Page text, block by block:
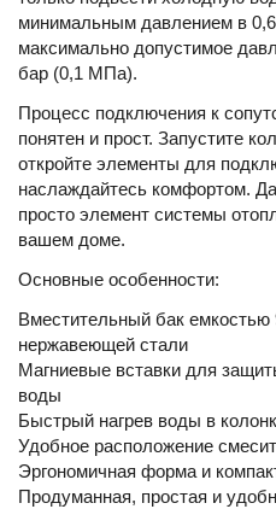
минимальным давлением в
максимально допустимое
бар (0,1 МПа).
Процесс подключения к
понятен и прост. Запустите
откройте элементы для
наслаждайтесь комфортом.
просто элемент системы
вашем доме.
Основные особенности:
Вместительный бак емкостью
нержавеющей стали
Магниевые вставки для
воды
Быстрый нагрев воды в
Удобное расположение
Эргономичная форма и
Продуманная, простая и